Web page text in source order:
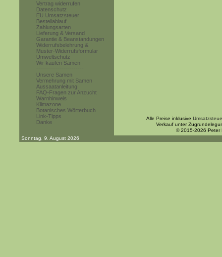
Vertrag widerrufen
Datenschutz
EU Umsatzsteuer
Bestellablauf
Zahlungsarten
Lieferung & Versand
Garantie & Beanstandungen
Widerrufsbelehrung &
Muster-Widerrufsformular
Umweltschutz
Wir kaufen Samen
------------------------
Unsere Samen
Vermehrung mit Samen
Aussaatanleitung
FAQ-Fragen zur Anzucht
Warnhinweis
Klimazone
Botanisches Wörterbuch
Link-Tipps
Danke
Alle Preise inklusive
Verkauf unter
© 2015-2026 Peter
Sonntag, 9. August 2026